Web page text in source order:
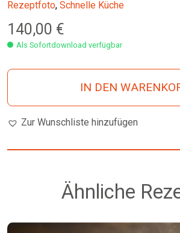
Rezeptfoto, Schnelle Küche
140,00 €
Als Sofortdownload verfügbar
IN DEN
Zur Wunschliste hinzufügen
Ähnliche